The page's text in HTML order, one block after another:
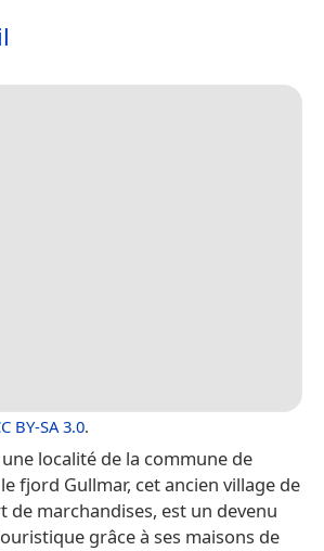
BY-SA 3.0.
localité de la commune de
fjord Gullmar, cet ancien village de
de marchandises, est un devenu
grâce à ses maisons de